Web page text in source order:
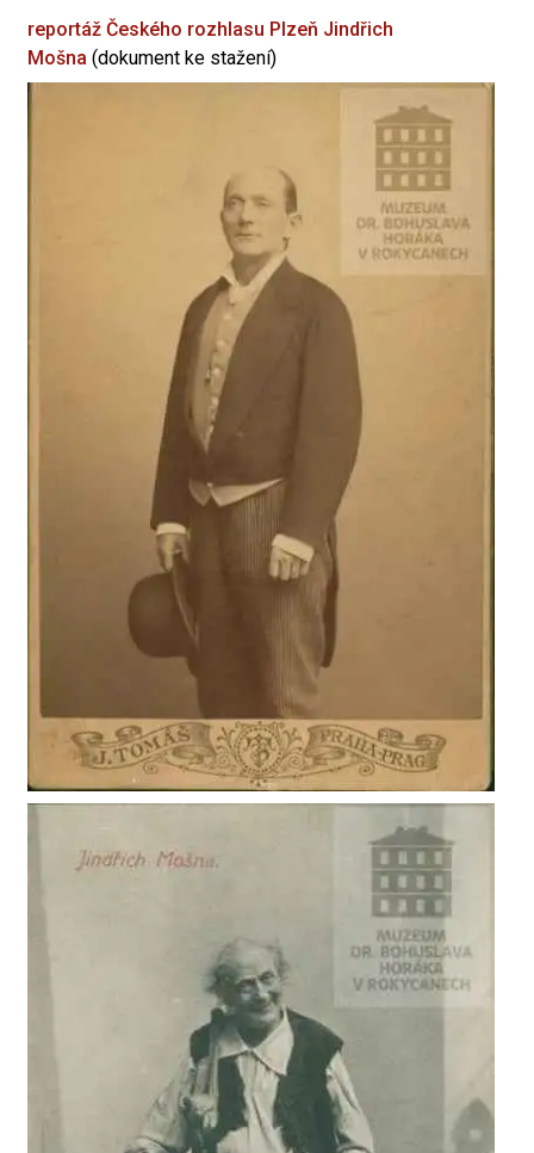
reportáž Českého rozhlasu Plzeň Jindřich
Mošna (dokument ke stažení)